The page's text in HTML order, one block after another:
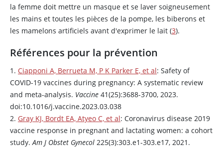
la femme doit mettre un masque et se laver soigneusement
les mains et toutes les pièces de la pompe, les biberons et
les mamelons artificiels avant d'exprimer le lait (3).
Références pour la prévention
1. Ciapponi A, Berrueta M, P K Parker E, et al: Safety of
COVID-19 vaccines during pregnancy: A systematic review
and meta-analysis. Vaccine 41(25):3688-3700, 2023.
doi:10.1016/j.vaccine.2023.03.038
2. Gray KJ, Bordt EA, Atyeo C, et al: Coronavirus disease 2019
vaccine response in pregnant and lactating women: a cohort
study.Am J Obstet Gynecol 225(3):303.e1-303.e17, 2021.